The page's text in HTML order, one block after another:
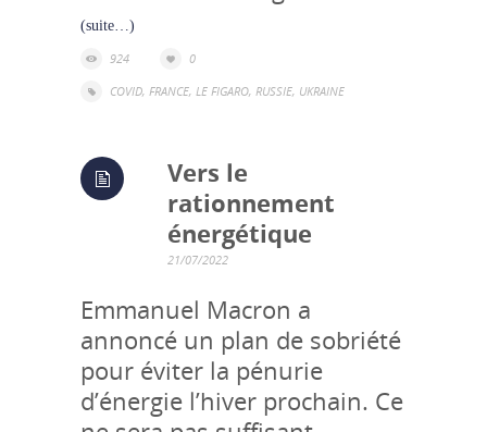
(suite…)
924
0
COVID, FRANCE, LE FIGARO, RUSSIE, UKRAINE
Vers le
rationnement
énergétique
21/07/2022
Emmanuel Macron a
annoncé un plan de sobriété
pour éviter la pénurie
d’énergie l’hiver prochain. Ce